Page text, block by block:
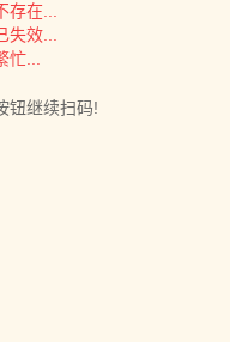
存在...
失效...
忙...
钮继续扫码!